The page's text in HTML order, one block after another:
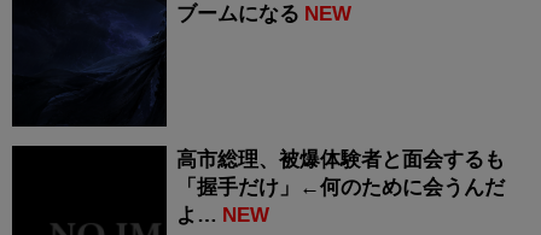
ブームになる NEW
高市総理、被爆体験者と面会するも
「握手だけ」←何のために会うんだ
よ… NEW